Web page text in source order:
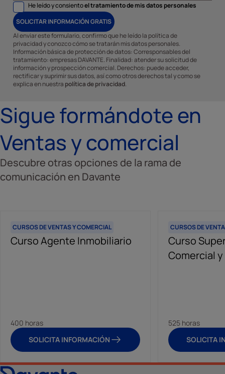
He leído y consientoel tratamiento de mis datos personales
SOLICITAR INFORMACIÓN GRATIS
Al enviar este formulario, confirmo que he leído la política de
privacidad y conozco cómo se tratarán mis datos personales.
Información básica de protección de datos: Corresponsables del
tratamiento: empresas DAVANTE. Finalidad: atender su solicitud de
información y prospección comercial. Derechos: puede acceder,
rectificar y suprimir sus datos, así como otros derechos tal y como se
explica en nuestra política de privacidad.
Sigue formándote en
Ventas y comercial
Descubre otras opciones de la rama de
comunicación en Davante
CURSOS DE VENTAS Y COMERCIAL
Curso Agente Inmobiliario
400 horas
SOLICITA INFORMACIÓN
CURSOS DE
Curso
Comercial
525 horas
SOLICITA